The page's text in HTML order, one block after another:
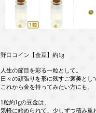
野口コイン【金豆】約1g
人生の節目を彩る一粒として。
日々の頑張りを形に残すご褒美とし
これから金を持ってみたい方にも。
1粒約1gの豆金は、
気軽に始められて、少しずつ積み重